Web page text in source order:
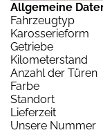
Allgemeine
Fahrzeugtyp
Karosserieform
Getriebe
Kilometerstand
Anzahl der Türen
Farbe
Standort
Lieferzeit
Unsere Nummer